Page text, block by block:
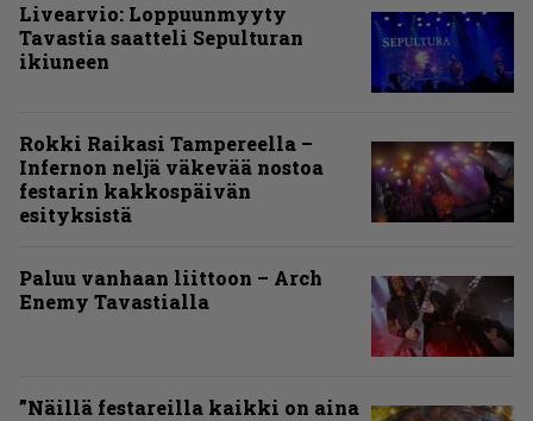
Livearvio: Loppuunmyyty
Tavastia saatteli Sepulturan
ikiuneen
Rokki Raikasi Tampereella –
Infernon neljä väkevää nostoa
festarin kakkospäivän
esityksistä
Paluu vanhaan liittoon – Arch
Enemy Tavastialla
”Näillä festareilla kaikki on aina